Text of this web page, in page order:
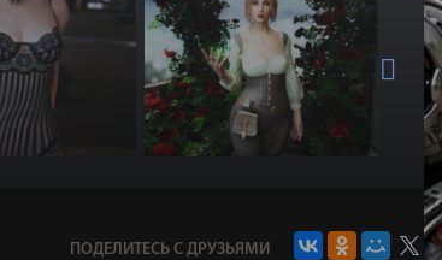
ПОДЕЛИТЕСЬ С ДРУЗЬЯМИ